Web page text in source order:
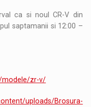
ca si noul CR-V din
saptamanii si 12:00 –
modele/zr-v/
uploads/Brosura-